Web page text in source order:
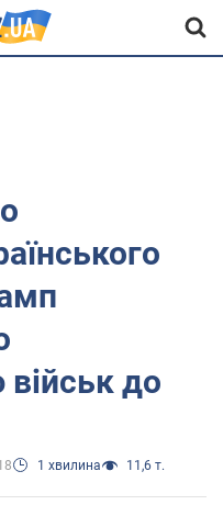
до
1 хвилина 11,6 т.